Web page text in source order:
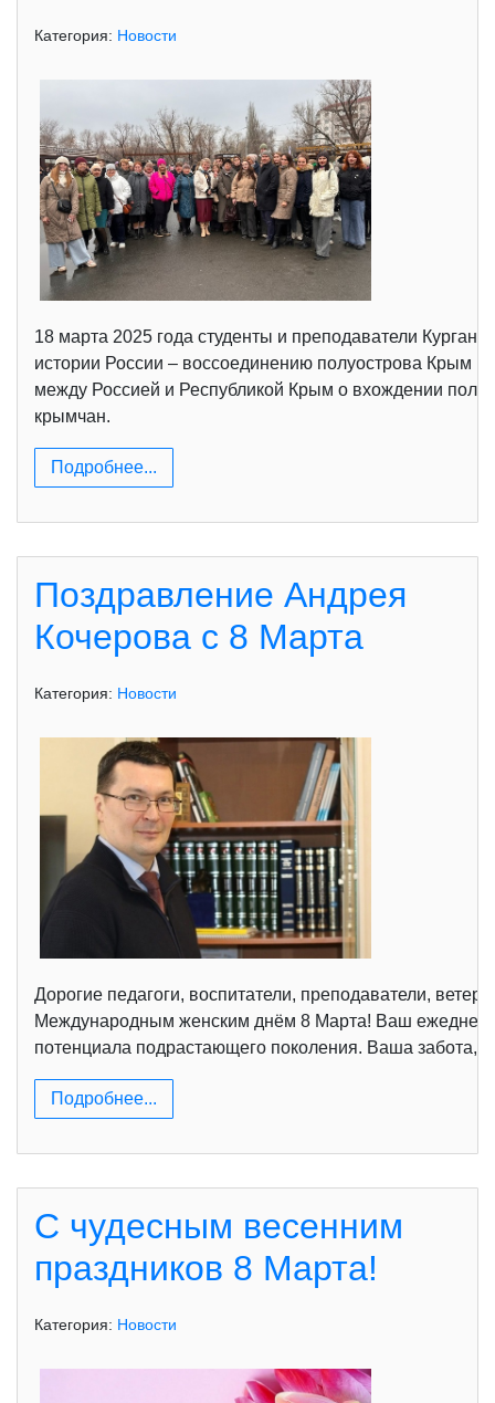
Категория: Новости
18 марта 2025 года студенты и преподаватели
истории России – воссоединению полуострова Крым
между Россией и Республикой Крым о вхождении
крымчан.
Подробнее...
Поздравление Андрея
Кочерова с 8 Марта
Категория: Новости
Дорогие педагоги, воспитатели, преподаватели,
Международным женским днём 8 Марта! Ваш
потенциала подрастающего поколения. Ваша забота,
Подробнее...
С чудесным весенним
праздников 8 Марта!
Категория: Новости